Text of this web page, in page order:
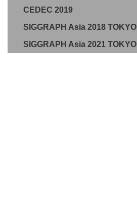
CEDEC 2019
SIGGRAPH Asia 2018 TOKYO
SIGGRAPH Asia 2021 TOKYO